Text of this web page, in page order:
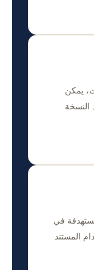
يمكن
النسخة
في
المستند